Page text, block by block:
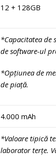
12 + 128GB
*Capacitatea de
de software-ul
*Opțiunea de
de piață.
4.000 mAh
*Valoare tipică
laborator terțe.